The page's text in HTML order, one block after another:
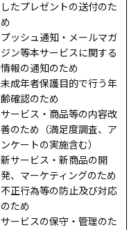
したプレゼントの送付のた
め
プッシュ通知・メールマガ
ジン等本サービスに関する
情報の通知のため
未成年者保護目的で行う年
齢確認のため
サービス・商品等の内容改
善のため（満足度調査、ア
ンケートの実施含む）
新サービス・新商品の開
発、マーケティングのため
不正行為等の防止及び対応
のため
サービスの保守・管理のた